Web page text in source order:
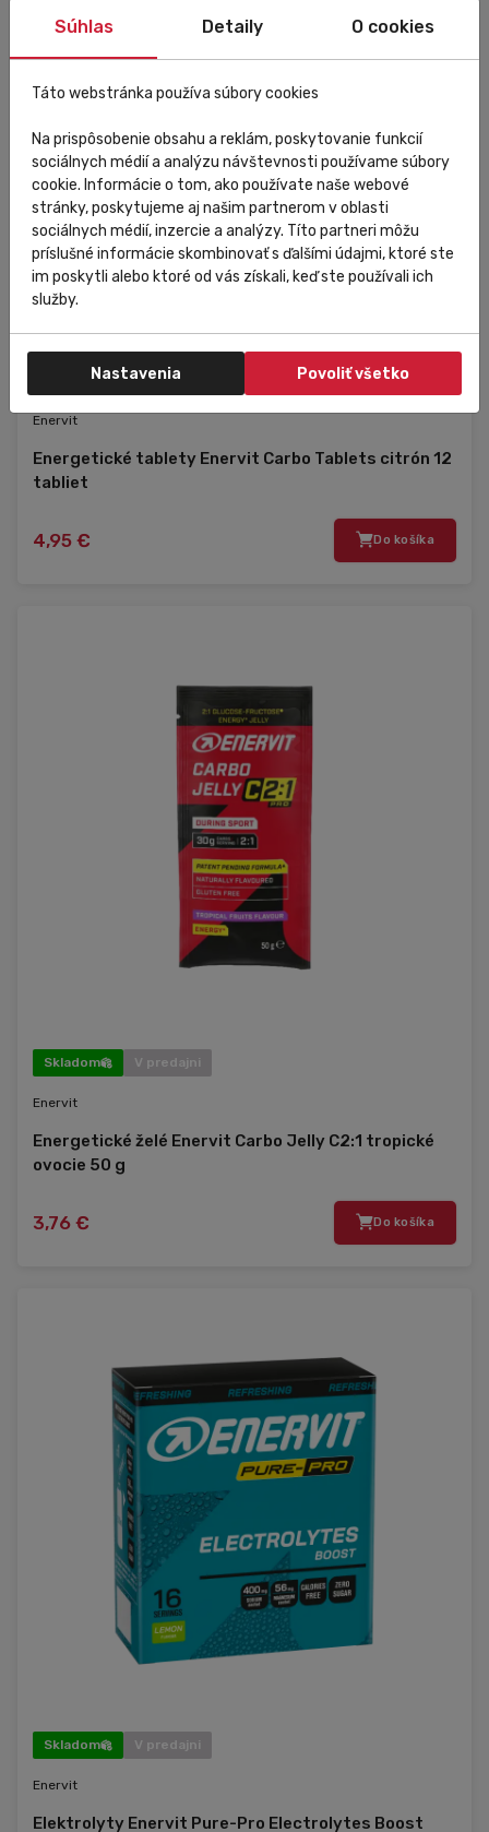
Skladom V predajni
Enervit
Energetické tablety Enervit Carbo Tablets citrón 12
tabliet
4,95 € Do košíka
Skladom V predajni
Enervit
Energetické želé Enervit Carbo Jelly C2:1 tropické
ovocie 50 g
3,76 € Do košíka
Skladom V predajni
Enervit
Elektrolyty Enervit Pure-Pro Electrolytes Boost
Súhlas Detaily O cookies
Táto webstránka používa súbory cookies
Na prispôsobenie obsahu a reklám, poskytovanie funkcií
sociálnych médií a analýzu návštevnosti používame súbory
cookie. Informácie o tom, ako používate naše webové
stránky, poskytujeme aj našim partnerom v oblasti
sociálnych médií, inzercie a analýzy. Títo partneri môžu
príslušné informácie skombinovať s ďalšími údajmi, ktoré ste
im poskytli alebo ktoré od vás získali, keď ste používali ich
služby.
Nastavenia Povoliť všetko